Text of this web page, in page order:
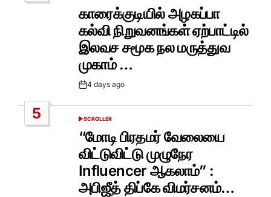
காரைக்குடியில் அழகப்பா
கல்வி நிறுவனங்கள் ஏற்பாட்டில்
இலவச சமூக நல மருத்துவ
முகாம் …
Post4 days ago
5
POSTED
SCROLLER
“மோடி பிரதமர் வேலையை
விட்டுவிட்டு முழுநேர
Influencer ஆகலாம்” :
அபிஜீத் திப்கே விமர்சனம்…